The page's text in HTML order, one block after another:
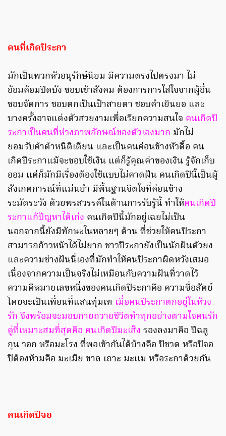
คนที่เกิดปีระกา
มักเป็นพวกหัวอนุรักษ์นิยม มีความตรงไปตรงมา ไม่
อ้อมค้อมปิดบัง ชอบเข้าสังคม ต้องการการใส่ใจจากผู้อื่น
ชอบจัดการ ชอบตกเป็นเป้าสายตา ชอบคำเยินยอ และ
บางครั้งอาจแต่งตัวสวยงามเพื่อเรียกความสนใจ คนเกิดปี
ระกาเป็นคนที่ห่วงภาพลักษณ์ของตัวเองมาก มักไม่
ยอมรับคำตำหนิติเตียน และเป็นคนค่อนข้างหัวดื้อ คน
เกิดปีระกาแม้จะชอบใช้เงิน แต่ก็รู้คุณค่าของเงิน รู้จักเก็บ
ออม แต่ก็มักมีเรื่องต้องใช้แบบไม่คาดฝัน คนเกิดปีนี้เป็นผู้
สังเกตการณ์ที่แม่นยำ มีพื้นฐานจิตใจที่ค่อนข้าง
ระมัดระวัง ด้วยพรสวรรค์ในด้านการรับรู้นี้ ทำให้คนเกิดปี
ระกาแก้ปัญหาได้เก่ง คนเกิดปีนี้มักอยู่เฉยไม่เป็น
นอกจากนี้ยังมีทักษะในหลายๆ ด้าน ที่ช่วยให้คนปีระกา
สามารถก้าวหน้าได้ไม่ยาก ชาวปีระกายังเป็นนักฝันตัวยง
และความช่างฝันนี่เองที่มักทำให้คนปีระกาผิดหวังเสมอ
เนื่องจากความเป็นจริงไม่เหมือนกับความฝันที่วาดไว้
ความดีหมายเลขหนึ่งของคนเกิดปีระกาคือ ความซื่อสัตย์
โดยจะเป็นเพื่อนที่แสนทุ่มเท เมื่อคนปีระกาตกอยู่ในห้วง
รัก จึงพร้อมจะมอบกายถวายชีวิตทำทุกอย่างตามใจคนรัก
คู่ที่เหมาะสมที่สุดคือ คนเกิดปีมะเส็ง รองลงมาคือ ปีฉลู
กุน วอก หรือมะโรง ที่พอเข้ากันได้บ้างคือ ปีชวด หรือปีจอ
ปีต้องห้ามคือ มะเมีย ขาล เถาะ มะแม หรือระกาด้วยกัน
คนเกิดปีจอ